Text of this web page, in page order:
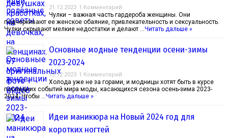
21.12.2023 1 Комментарий
Чулки – важная часть гардероба женщины. Они
подчеркивают ее женское обаяние, привлекательность и сексуальность.
Чулки скрывают мелкие недостатки и делают …Читать дальше »
Основные модные тенденции осени-зимы
2023-2024
13.12.2023 1 Комментарий
Холода уже не за горами, и модницы хотят быть в курсе
последних событий мира моды, касающихся сезона осень-зима 2023-
2024. Чтобы …Читать дальше »
Идеи маникюра на Новый 2024 год для
коротких ногтей